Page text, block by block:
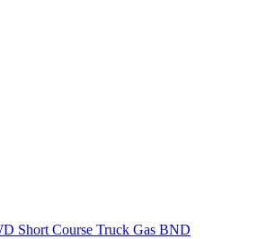
Short Course Truck Gas BND